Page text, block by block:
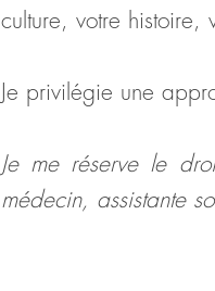
culture, votre histoire,
Je privilégie une
Je me réserve le
médecin, assistante